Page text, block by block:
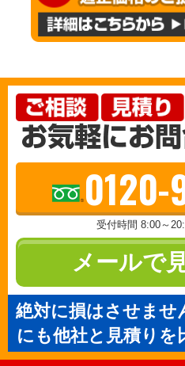
受付時間 8:00～
メールで
絶対に損はさせませ
にも他社と見積りを